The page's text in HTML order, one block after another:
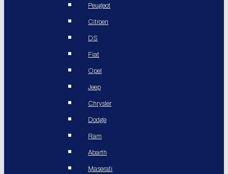
Peugeot
Citroen
DS
Fiat
Opel
Jeep
Chrysler
Dodge
Ram
Abarth
Maserati